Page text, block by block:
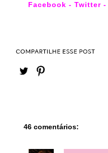
Facebook - Twitter-
46 comentários: